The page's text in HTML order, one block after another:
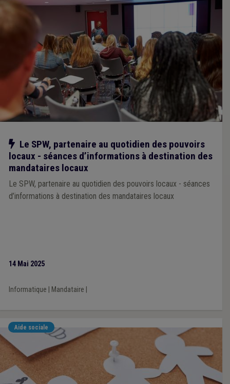
Notre action
Le SPW, partenaire au quotidien des pouvoirs
locaux - séances d’informations à destination des
mandataires locaux
Le SPW, partenaire au quotidien des pouvoirs locaux - séances
d’informations à destination des mandataires locaux
14 Mai 2025
Informatique Mandataire
Aide sociale